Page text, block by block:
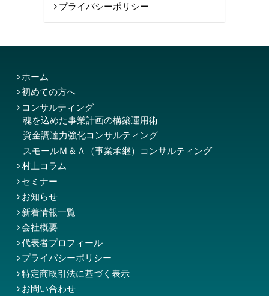
プライバシーポリシー
ホーム
初めての方へ
コンサルティング
魂を込めた事業計画の構築運用術
資金調達力強化コンサルティング
スモールＭ＆Ａ（事業承継）コンサルティング
村上コラム
セミナー
お知らせ
新着情報一覧
会社概要
代表者プロフィール
プライバシーポリシー
特定商取引法に基づく表示
お問い合わせ